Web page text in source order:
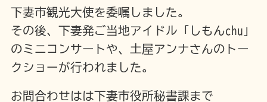
下妻市観光大使を委嘱しました。
その後、下妻発ご当地アイドル「しもんchu」
のミニコンサートや、土屋アンナさんのトー
クショーが行われました。
お問合わせはは下妻市役所秘書課まで